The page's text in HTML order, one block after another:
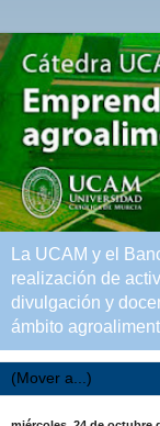
La UCAM y el
realización de
divulgación y
ámbito